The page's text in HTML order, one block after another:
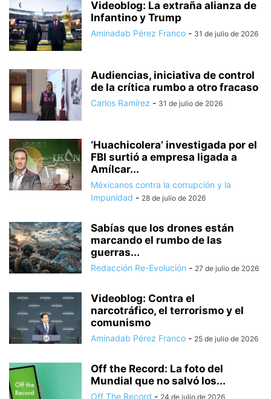
Videoblog: La extraña alianza de
Infantino y Trump
Aminadab Pérez Franco - 31 de julio de 2026
Audiencias, iniciativa de control
de la crítica rumbo a otro fracaso
Carlos Ramírez - 31 de julio de 2026
‘Huachicolera’ investigada por el
FBI surtió a empresa ligada a
Amílcar...
Méxicanos contra la corrupción y la
Impunidad - 28 de julio de 2026
Sabías que los drones están
marcando el rumbo de las
guerras...
Redacción Re-Evolución - 27 de julio de 2026
Videoblog: Contra el
narcotráfico, el terrorismo y el
comunismo
Aminadab Pérez Franco - 25 de julio de 2026
Off the Record: La foto del
Mundial que no salvó los...
Off The Record - 24 de julio de 2026